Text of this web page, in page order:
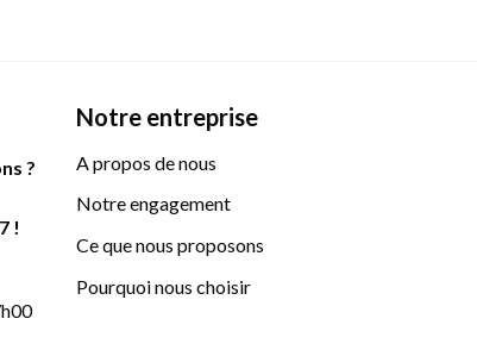
?
!
Notre entreprise
A propos de nous
Notre engagement
Ce que nous proposons
Pourquoi nous choisir